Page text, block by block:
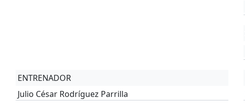
ENTRENADOR
Julio César Rodríguez Parrilla